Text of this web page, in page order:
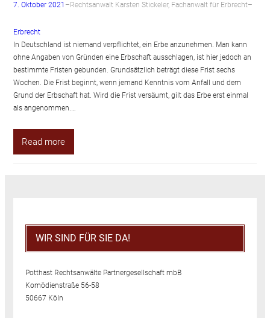
7. Oktober 2021 – Rechtsanwalt Karsten Stickeler, Fachanwalt für Erbrecht–
Erbrecht
In Deutschland ist niemand verpflichtet, ein Erbe anzunehmen. Man kann
ohne Angaben von Gründen eine Erbschaft ausschlagen, ist hier jedoch an
bestimmte Fristen gebunden. Grundsätzlich beträgt diese Frist sechs
Wochen. Die Frist beginnt, wenn jemand Kenntnis vom Anfall und dem
Grund der Erbschaft hat. Wird die Frist versäumt, gilt das Erbe erst einmal
als angenommen.…
Read more
WIR SIND FÜR SIE DA!
Potthast Rechtsanwälte Partnergesellschaft mbB
Komödienstraße 56-58
50667 Köln